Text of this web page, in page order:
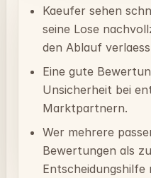
Kaeufer sehen
seine Lose
den Ablauf
Eine gute
Unsicherheit bei
Marktpartnern.
Wer mehrere
Bewertungen als
Entscheidungshilfe